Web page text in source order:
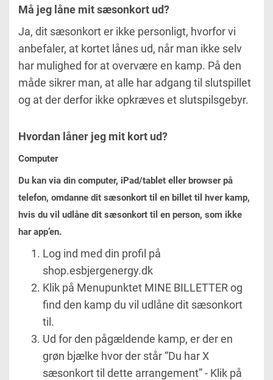
Må jeg låne mit sæsonkort ud?
Ja, dit sæsonkort er ikke personligt, hvorfor vi
anbefaler, at kortet lånes ud, når man ikke selv
har mulighed for at overvære en kamp. På den
måde sikrer man, at alle har adgang til slutspillet
og at der derfor ikke opkræves et slutspilsgebyr.
Hvordan låner jeg mit kort ud?
Computer
Du kan via din computer, iPad/tablet eller browser på
telefon, omdanne dit sæsonkort til en billet til hver kamp,
hvis du vil udlåne dit sæsonkort til en person, som ikke
har app’en.
Log ind med din profil på
shop.esbjergenergy.dk
Klik på Menupunktet MINE BILLETTER og
find den kamp du vil udlåne dit sæsonkort
til.
Ud for den pågældende kamp, er der en
grøn bjælke hvor der står “Du har X
sæsonkort til dette arrangement” - Klik på